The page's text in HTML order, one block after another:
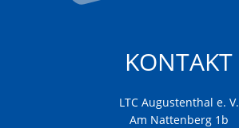
KONTAKT
LTC Augustenthal e. V.
Am Nattenberg 1b